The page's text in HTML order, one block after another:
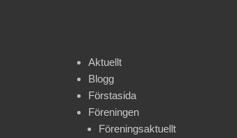
Aktuellt
Blogg
Förstasida
Föreningen
Föreningsaktuellt